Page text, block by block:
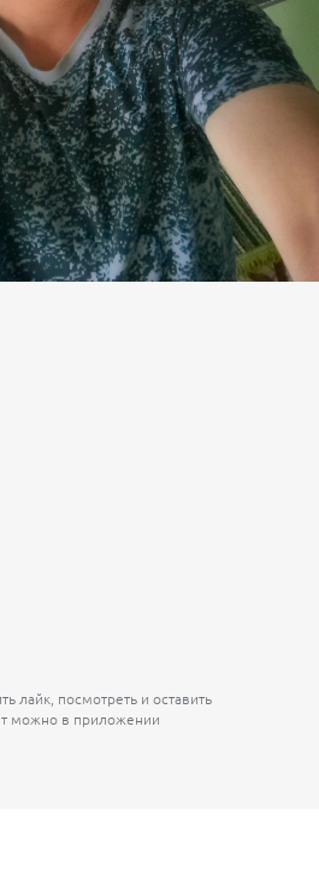
лайк, посмотреть и оставить
можно в приложении